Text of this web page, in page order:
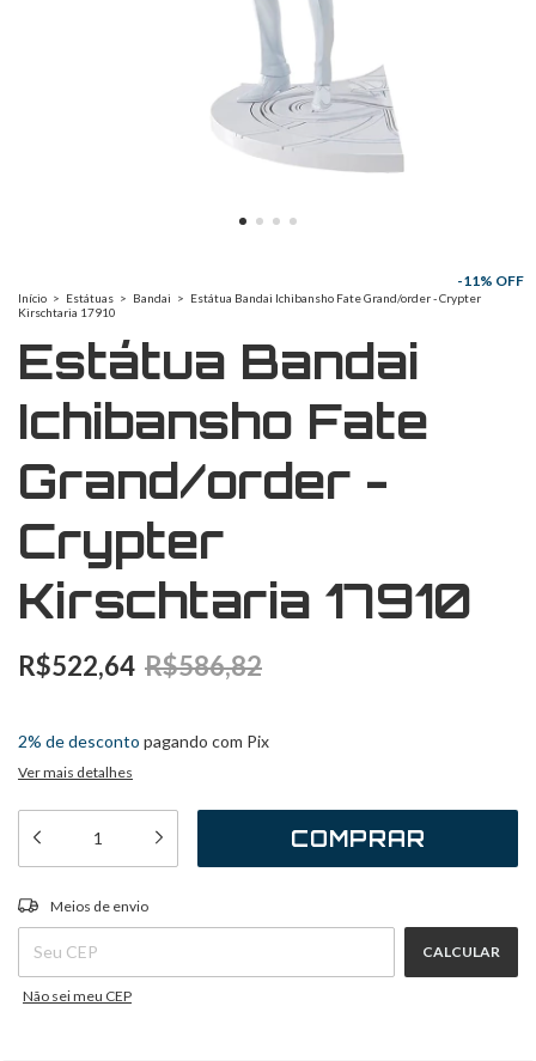
Início > Estátuas > Bandai > Estátua Bandai Ichibansho Fate Grand/order - Crypter
Kirschtaria 17910
Estátua Bandai
Ichibansho Fate
Grand/order -
Crypter
Kirschtaria 17910
-11 % OFF
R$522,64 R$586,82
2% de desconto pagando com Pix
Ver mais detalhes
Entregas para o CEP:
Meios de envio
CALCULAR
Não sei meu CEP